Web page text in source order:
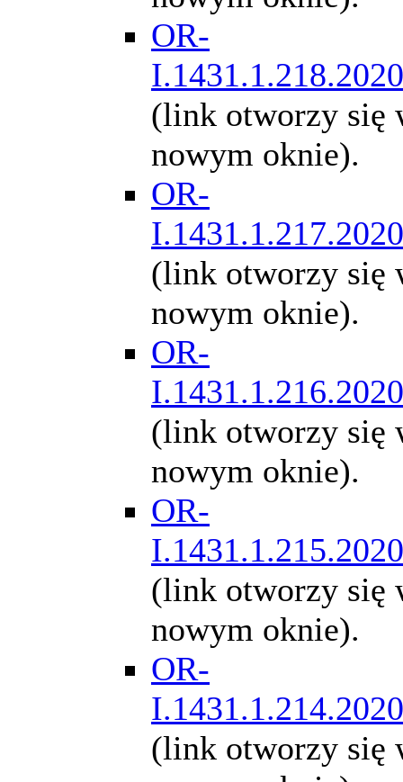
OR-
I.1431.1.218.2020
(link otworzy się
nowym oknie).
OR-
I.1431.1.217.2020
(link otworzy się
nowym oknie).
OR-
I.1431.1.216.2020
(link otworzy się
nowym oknie).
OR-
I.1431.1.215.2020
(link otworzy się
nowym oknie).
OR-
I.1431.1.214.2020
(link otworzy się